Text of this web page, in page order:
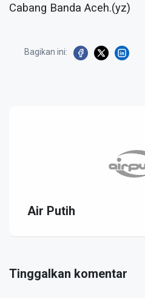
Cabang Banda Aceh.(yz)
Bagikan ini:
Air Putih
Tinggalkan komentar